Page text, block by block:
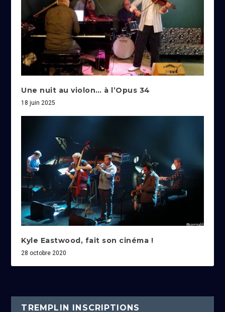
Une nuit au violon… à l’Opus 34
18 juin 2025
Kyle Eastwood, fait son cinéma !
28 octobre 2020
TREMPLIN INSCRIPTIONS